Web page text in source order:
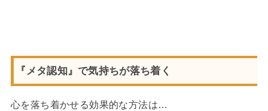
『メタ認知』で気持ちが落ち着く
心を落ち着かせる効果的な方法は…